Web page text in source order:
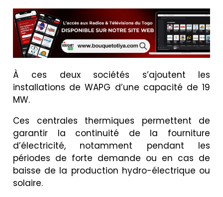
À ces deux sociétés s’ajoutent les
installations de WAPG d’une capacité de 19
MW.
Ces centrales thermiques permettent de
garantir la continuité de la fourniture
d’électricité, notamment pendant les
périodes de forte demande ou en cas de
baisse de la production hydro-électrique ou
solaire.